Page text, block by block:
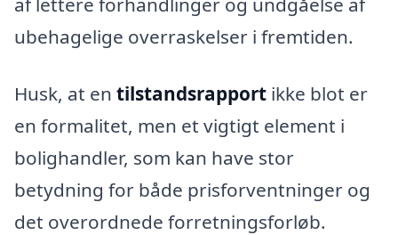
ubehagelige overraskelser i fremtiden.
Husk, at en tilstandsrapport ikke blot er
en formalitet, men et vigtigt element i
bolighandler, som kan have stor
betydning for både prisforventninger og
det overordnede forretningsforløb.